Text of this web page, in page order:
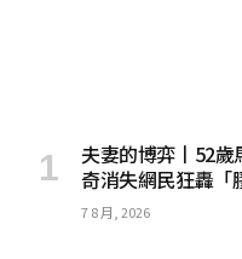
夫妻的博弈丨52
奇消失網民狂轟「
7 8 月, 2026